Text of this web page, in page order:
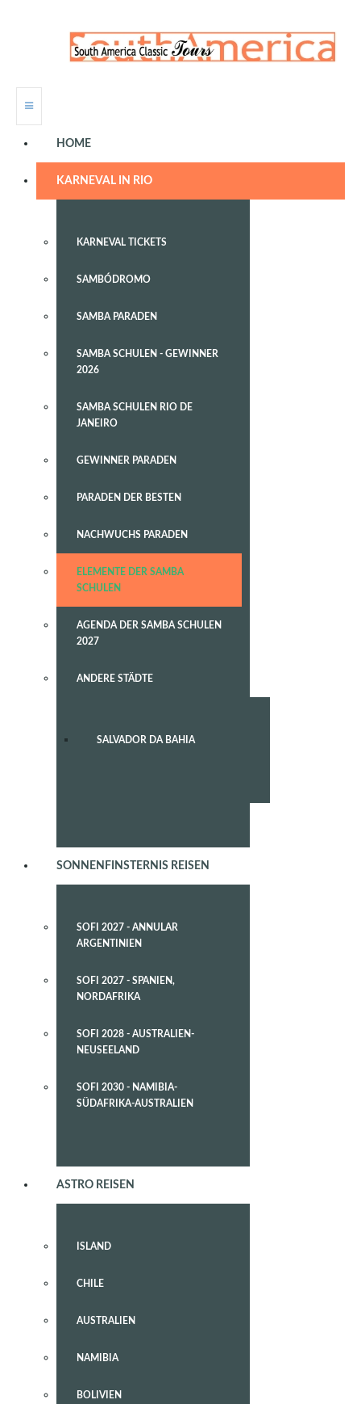
HOME
KARNEVAL IN RIO
KARNEVAL TICKETS
SAMBÓDROMO
SAMBA PARADEN
SAMBA SCHULEN - GEWINNER
2026
SAMBA SCHULEN RIO DE
JANEIRO
GEWINNER PARADEN
PARADEN DER BESTEN
NACHWUCHS PARADEN
ELEMENTE DER SAMBA
SCHULEN
AGENDA DER SAMBA SCHULEN
2027
ANDERE STÄDTE
SALVADOR DA BAHIA
SONNENFINSTERNIS REISEN
SOFI 2027 - ANNULAR
ARGENTINIEN
SOFI 2027 - SPANIEN,
NORDAFRIKA
SOFI 2028 - AUSTRALIEN-
NEUSEELAND
SOFI 2030 - NAMIBIA-
SÜDAFRIKA-AUSTRALIEN
ASTRO REISEN
ISLAND
CHILE
AUSTRALIEN
NAMIBIA
BOLIVIEN